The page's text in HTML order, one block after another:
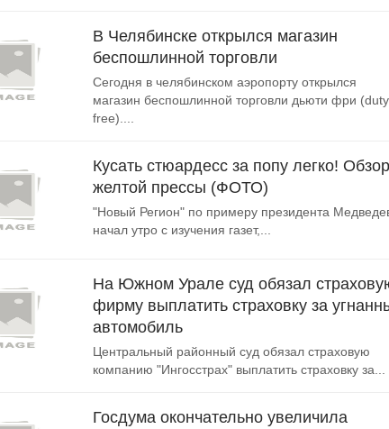
В Челябинске открылся магазин
беспошлинной торговли
Сегодня в челябинском аэропорту открылся
магазин беспошлинной торговли дьюти фри (duty
free)....
Кусать стюардесс за попу легко! Обзор
желтой прессы (ФОТО)
"Новый Регион" по примеру президента
начал утро с изучения газет,...
На Южном Урале суд обязал
фирму выплатить страховку за
автомобиль
Центральный районный суд обязал страховую
компанию "Ингосстрах" выплатить страховку за...
Госдума окончательно увеличила